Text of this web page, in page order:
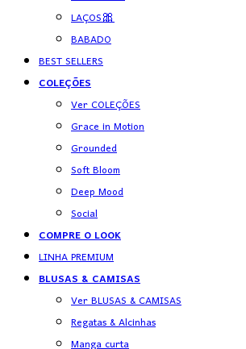
LAÇOS🎀
BABADO
BEST SELLERS
COLEÇÕES
Ver COLEÇÕES
Grace in Motion
Grounded
Soft Bloom
Deep Mood
Social
COMPRE O LOOK
LINHA PREMIUM
BLUSAS & CAMISAS
Ver BLUSAS & CAMISAS
Regatas & Alcinhas
Manga curta